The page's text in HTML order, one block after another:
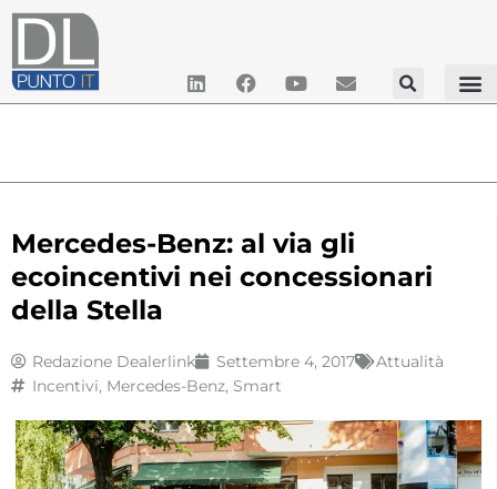
Mercedes-Benz: al via gli
ecoincentivi nei concessionari
della Stella
Redazione Dealerlink Settembre 4, 2017
Attualità
Incentivi, Mercedes-Benz, Smart